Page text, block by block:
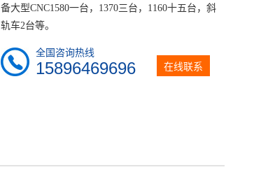
备大型CNC1580一台，1370三台，1160十五台，斜
轨车2台等。
全国咨询热线
15896469696 在线联系